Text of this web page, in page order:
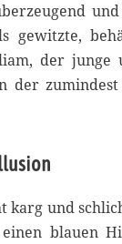
gewitzte,
der
der
und
blauen